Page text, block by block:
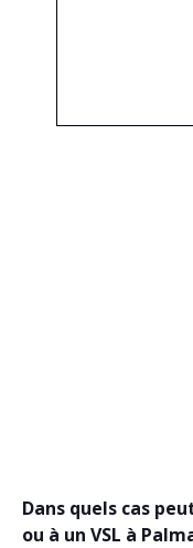
Dans quels cas
ou à un VSL à